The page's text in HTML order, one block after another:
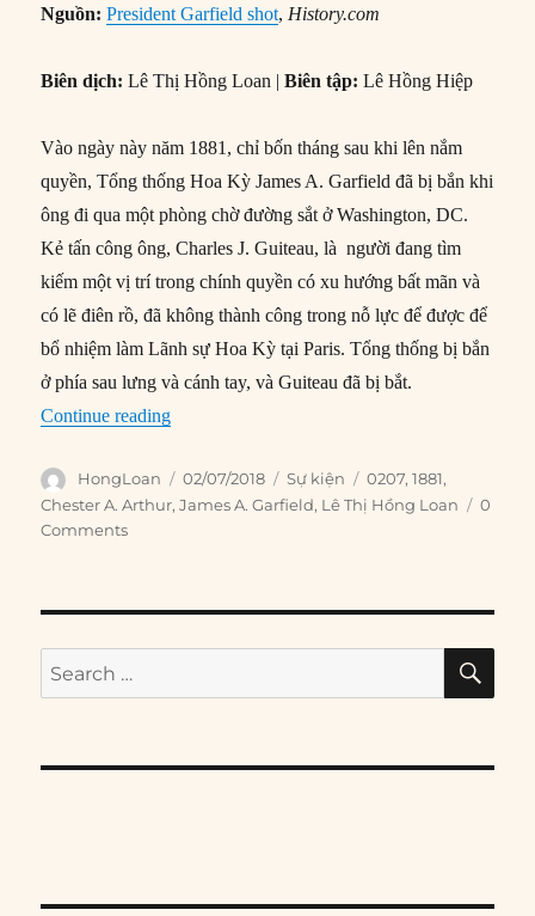
Nguồn:President Garfield shot,History.com
Biên dịch: Lê Thị Hồng Loan |Biên tập:Lê Hồng Hiệp
Vào ngày này năm 1881, chỉ bốn tháng sau khi lên nắm
quyền, Tổng thống Hoa Kỳ James A. Garfield đã bị bắn khi
ông đi qua một phòng chờ đường sắt ở Washington, DC.
Kẻ tấn công ông, Charles J. Guiteau, là người đang tìm
kiếm một vị trí trong chính quyền có xu hướng bất mãn và
có lẽ điên rồ, đã không thành công trong nỗ lực để được để
bổ nhiệm làm Lãnh sự Hoa Kỳ tại Paris. Tổng thống bị bắn
ở phía sau lưng và cánh tay, và Guiteau đã bị bắt.
Continue reading“02/07/1881: Tổng thống Garfield bị bắn”
Author
HongLoan
Posted
on
02/07/2018 Categories
Sự kiện Tags
0207,1881,
Chester A. Arthur,James A. Garfield, Lê Thị Hồng Loan
0
Comments
Search
for: